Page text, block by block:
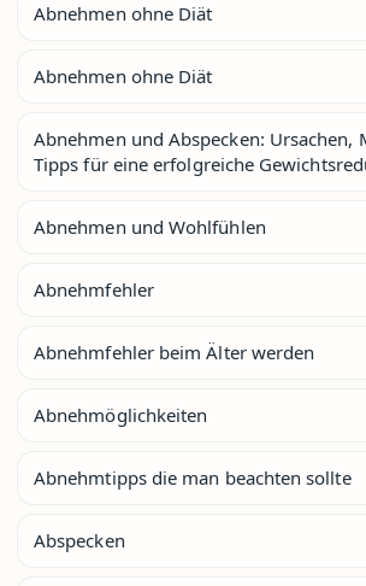
Abnehmen ohne Diät
Abnehmen ohne Diät
Abnehmen und Abspecken: Ursachen,
Tipps für eine erfolgreiche
Abnehmen und Wohlfühlen
Abnehmfehler
Abnehmfehler beim Älter werden
Abnehmöglichkeiten
Abnehmtipps die man beachten sollte
Abspecken